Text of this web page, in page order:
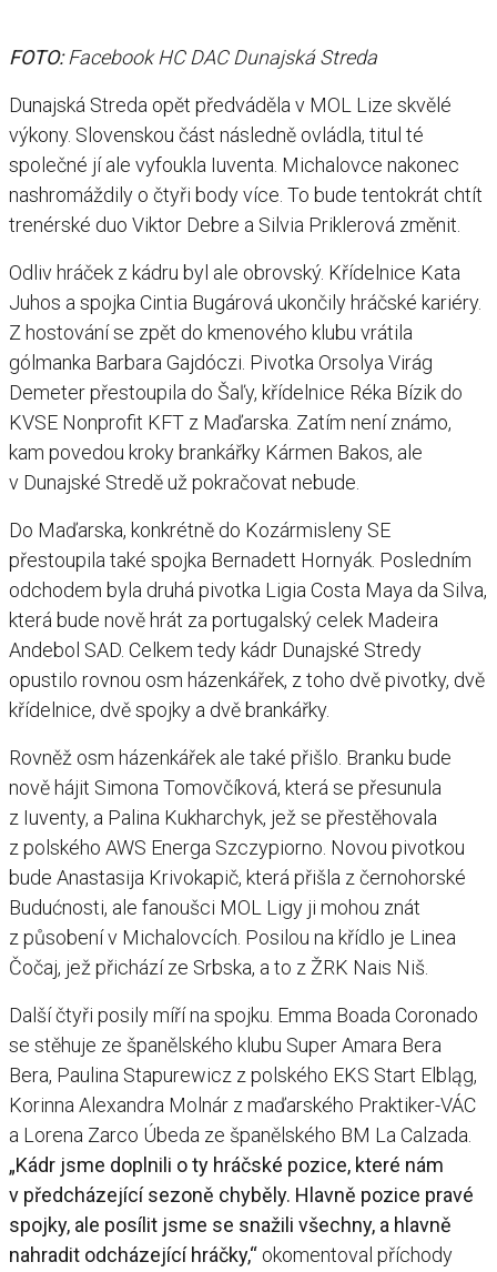
FOTO:Facebook HC DAC Dunajská Streda
Dunajská Streda opět předváděla v MOL Lize skvělé
výkony. Slovenskou část následně ovládla, titul té
společné jí ale vyfoukla Iuventa. Michalovce nakonec
nashromáždily o čtyři body více. To bude tentokrát chtít
trenérské duo Viktor Debre a Silvia Priklerová změnit.
Odliv hráček z kádru byl ale obrovský. Křídelnice Kata
Juhos a spojka Cintia Bugárová ukončily hráčské kariéry.
Z hostování se zpět do kmenového klubu vrátila
gólmanka Barbara Gajdóczi. Pivotka Orsolya Virág
Demeter přestoupila do Šaľy, křídelnice Réka Bízik do
KVSE Nonprofit KFT z Maďarska. Zatím není známo,
kam povedou kroky brankářky Kármen Bakos, ale
v Dunajské Stredě už pokračovat nebude.
Do Maďarska, konkrétně do Kozármisleny SE
přestoupila také spojka Bernadett Hornyák. Posledním
odchodem byla druhá pivotka Ligia Costa Maya da Silva,
která bude nově hrát za portugalský celek Madeira
Andebol SAD. Celkem tedy kádr Dunajské Stredy
opustilo rovnou osm házenkářek, z toho dvě pivotky, dvě
křídelnice, dvě spojky a dvě brankářky.
Rovněž osm házenkářek ale také přišlo. Branku bude
nově hájit Simona Tomovčíková, která se přesunula
z Iuventy, a Palina Kukharchyk, jež se přestěhovala
z polského AWS Energa Szczypiorno. Novou pivotkou
bude Anastasija Krivokapič, která přišla z černohorské
Budućnosti, ale fanoušci MOL Ligy ji mohou znát
z působení v Michalovcích. Posilou na křídlo je Linea
Čočaj, jež přichází ze Srbska, a to z ŽRK Nais Niš.
Další čtyři posily míří na spojku. Emma Boada Coronado
se stěhuje ze španělského klubu Super Amara Bera
Bera, Paulina Stapurewicz z polského EKS Start Elbląg,
Korinna Alexandra Molnár z maďarského Praktiker-VÁC
a Lorena Zarco Úbeda ze španělského BM La Calzada.
„Kádr jsme doplnili o ty hráčské pozice, které nám
v předcházející sezoně chyběly. Hlavně pozice pravé
spojky, ale posílit jsme se snažili všechny, a hlavně
nahradit odcházející hráčky,“ okomentoval příchody